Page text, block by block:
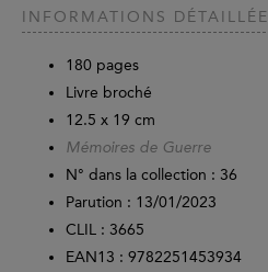
INFORMATIONS DÉTAILLÉE
180 pages
Livre broché
12.5 x 19 cm
Mémoires de Guerre
N° dans la collection : 36
Parution : 13/01/2023
CLIL : 3665
EAN13 : 9782251453934